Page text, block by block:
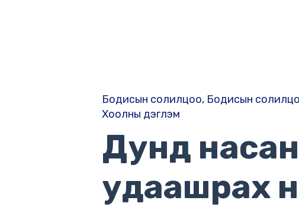
Бодисын солилцоо, Бодисын
Хоолны дэглэм
Дунд
удаашрах